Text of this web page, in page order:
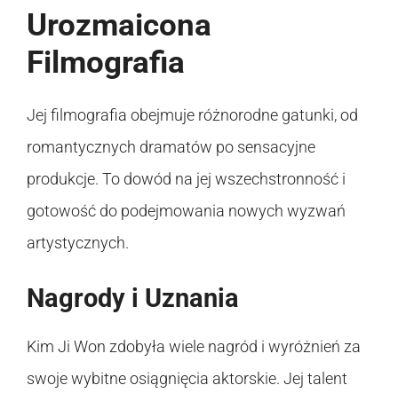
Urozmaicona
Filmografia
Jej filmografia obejmuje różnorodne gatunki, od
romantycznych dramatów po sensacyjne
produkcje. To dowód na jej wszechstronność i
gotowość do podejmowania nowych wyzwań
artystycznych.
Nagrody i Uznania
Kim Ji Won zdobyła wiele nagród i wyróżnień za
swoje wybitne osiągnięcia aktorskie. Jej talent